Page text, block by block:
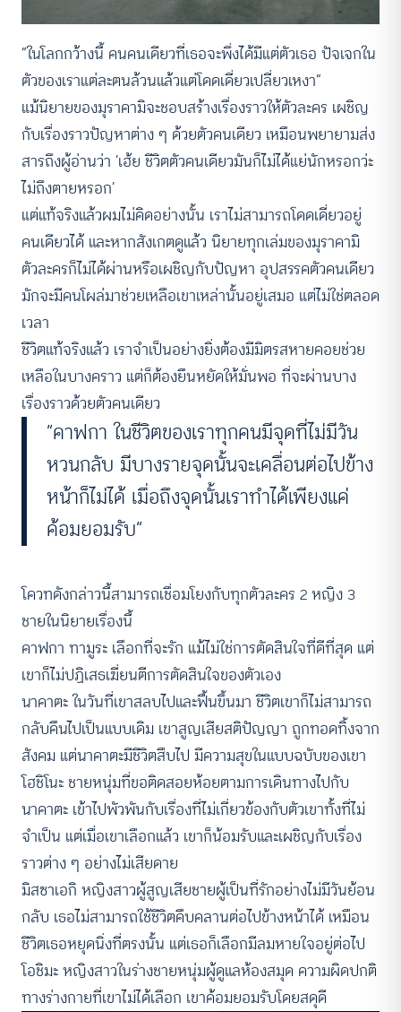
“ในโลกกว้างนี้ คนคนเดียวที่เธอจะพึ่งได้มีแต่ตัวเธอ ปัจเจกใน
ตัวของเราแต่ละตนล้วนแล้วแต่โดดเดี่ยวเปลี่ยวเหงา”
แม้นิยายของมุราคามิจะชอบสร้างเรื่องราวให้ตัวละคร เผชิญ
กับเรื่องราวปัญหาต่าง ๆ ด้วยตัวคนเดียว เหมือนพยายามส่ง
สารถึงผู้อ่านว่า ‘เฮ้ย ชีวิตตัวคนเดียวมันก็ไม่ได้แย่นักหรอกว่ะ
ไม่ถึงตายหรอก’
แต่แท้จริงแล้วผมไม่คิดอย่างนั้น เราไม่สามารถโดดเดี่ยวอยู่
คนเดียวได้ และหากสังเกตดูแล้ว นิยายทุกเล่มของมุราคามิ
ตัวละครก็ไม่ได้ผ่านหรือเผชิญกับปัญหา อุปสรรคตัวคนเดียว
มักจะมีคนโผล่มาช่วยเหลือเขาเหล่านั้นอยู่เสมอ แต่ไม่ใช่ตลอด
เวลา
ชีวิตแท้จริงแล้ว เราจำเป็นอย่างยิ่งต้องมีมิตรสหายคอยช่วย
เหลือในบางคราว แต่ก็ต้องยืนหยัดให้มั่นพอ ที่จะผ่านบาง
เรื่องราวด้วยตัวคนเดียว
“คาฟกา ในชีวิตของเราทุกคนมีจุดที่ไม่มีวัน
หวนกลับ มีบางรายจุดนั้นจะเคลื่อนต่อไปข้าง
หน้าก็ไม่ได้ เมื่อถึงจุดนั้นเราทำได้เพียงแค่
ค้อมยอมรับ”
โควทดังกล่าวนี้สามารถเชื่อมโยงกับทุกตัวละคร 2 หญิง 3
ชายในนิยายเรื่องนี้
คาฟกา ทามูระ เลือกที่จะรัก แม้ไม่ใช่การตัดสินใจที่ดีที่สุด แต่
เขาก็ไม่ปฏิเสธเฆี่ยนตีการตัดสินใจของตัวเอง
นาคาตะ ในวันที่เขาสลบไปและฟื้นขึ้นมา ชีวิตเขาก็ไม่สามารถ
กลับคืนไปเป็นแบบเดิม เขาสูญเสียสติปัญญา ถูกทอดทิ้งจาก
สังคม แต่นาคาตะมีชีวิตสืบไป มีความสุขในแบบฉบับของเขา
โฮชิโนะ ชายหนุ่มที่ขอติดสอยห้อยตามการเดินทางไปกับ
นาคาตะ เข้าไปพัวพันกับเรื่องที่ไม่เกี่ยวข้องกับตัวเขาทั้งที่ไม่
จำเป็น แต่เมื่อเขาเลือกแล้ว เขาก็น้อมรับและเผชิญกับเรื่อง
ราวต่าง ๆ อย่างไม่เสียดาย
มิสซาเอกิ หญิงสาวผู้สูญเสียชายผู้เป็นที่รักอย่างไม่มีวันย้อน
กลับ เธอไม่สามารถใช้ชีวิตคืบคลานต่อไปข้างหน้าได้ เหมือน
ชีวิตเธอหยุดนิ่งที่ตรงนั้น แต่เธอก็เลือกมีลมหายใจอยู่ต่อไป
โอชิมะ หญิงสาวในร่างชายหนุ่มผู้ดูแลห้องสมุด ความผิดปกติ
ทางร่างกายที่เขาไม่ได้เลือก เขาค้อมยอมรับโดยสดุดี